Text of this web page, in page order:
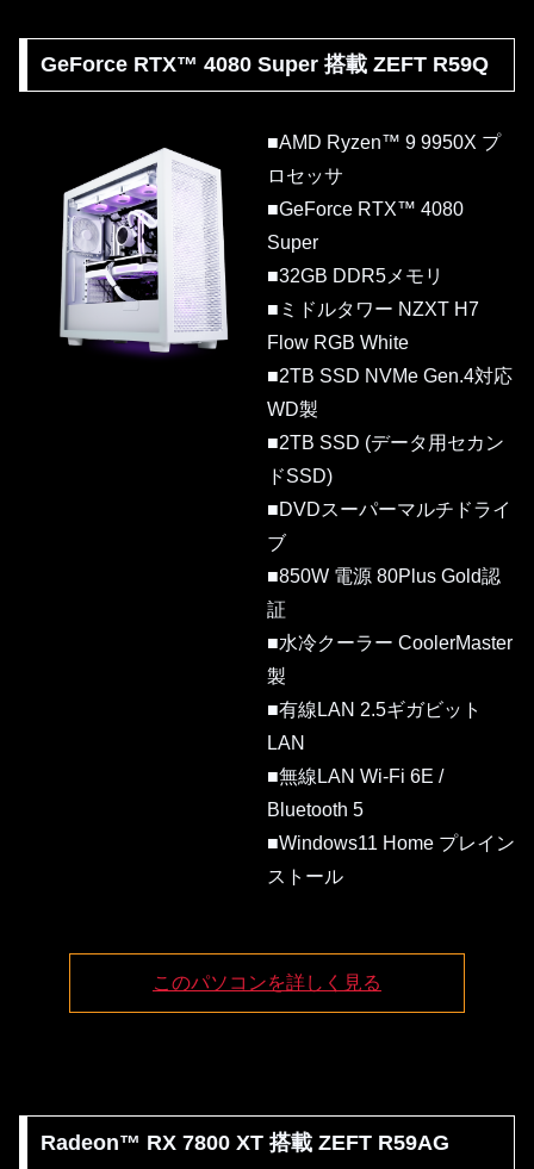
GeForce RTX™ 4080 Super 搭載 ZEFT R59Q
■AMD Ryzen™ 9 9950X プ
ロセッサ
■GeForce RTX™ 4080
Super
■32GB DDR5メモリ
■ミドルタワー NZXT H7
Flow RGB White
■2TB SSD NVMe Gen.4対応
WD製
■2TB SSD (データ用セカン
ドSSD)
■DVDスーパーマルチドライ
ブ
■850W 電源 80Plus Gold認
証
■水冷クーラー CoolerMaster
製
■有線LAN 2.5ギガビット
LAN
■無線LAN Wi-Fi 6E /
Bluetooth 5
■Windows11 Home プレイン
ストール
このパソコンを詳しく見る
Radeon™ RX 7800 XT 搭載 ZEFT R59AG